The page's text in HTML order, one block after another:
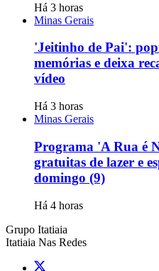
Há 3 horas
Minas Gerais
'Jeitinho de Pai':
memórias e deixa
vídeo
Há 3 horas
Minas Gerais
Programa 'A Rua é
gratuitas de lazer e
domingo (9)
Há 4 horas
Grupo Itatiaia
Itatiaia Nas Redes